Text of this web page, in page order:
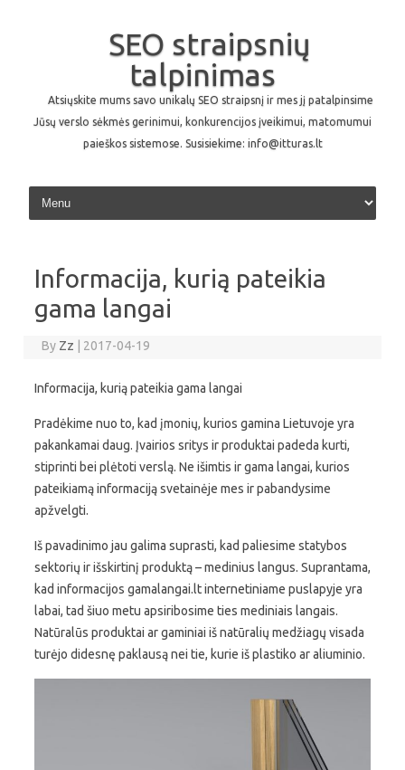
SEO straipsnių
talpinimas
Atsiųskite mums savo unikalų SEO straipsnį ir mes jį patalpinsime
Jūsų verslo sėkmės gerinimui, konkurencijos įveikimui, matomumui
paieškos sistemose. Susisiekime: info@itturas.lt
Skip to content
Informacija, kurią pateikia
gama langai
By Zz 2017-04-19
Informacija, kurią pateikia gama langai
Pradėkime nuo to, kad įmonių, kurios gamina Lietuvoje yra
pakankamai daug. Įvairios sritys ir produktai padeda kurti,
stiprinti bei plėtoti verslą. Ne išimtis ir gama langai, kurios
pateikiamą informaciją svetainėje mes ir pabandysime
apžvelgti.
Iš pavadinimo jau galima suprasti, kad paliesime statybos
sektorių ir išskirtinį produktą – medinius langus. Suprantama,
kad informacijos gamalangai.lt internetiniame puslapyje yra
labai, tad šiuo metu apsiribosime ties mediniais langais.
Natūralūs produktai ar gaminiai iš natūralių medžiagų visada
turėjo didesnę paklausą nei tie, kurie iš plastiko ar aliuminio.